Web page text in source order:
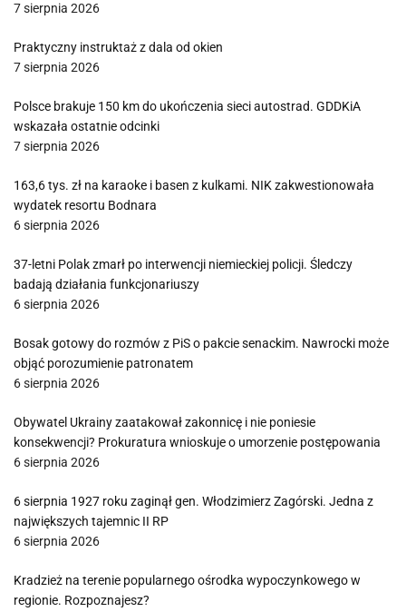
7 sierpnia 2026
Praktyczny instruktaż z dala od okien
7 sierpnia 2026
Polsce brakuje 150 km do ukończenia sieci autostrad. GDDKiA
wskazała ostatnie odcinki
7 sierpnia 2026
163,6 tys. zł na karaoke i basen z kulkami. NIK zakwestionowała
wydatek resortu Bodnara
6 sierpnia 2026
37-letni Polak zmarł po interwencji niemieckiej policji. Śledczy
badają działania funkcjonariuszy
6 sierpnia 2026
Bosak gotowy do rozmów z PiS o pakcie senackim. Nawrocki może
objąć porozumienie patronatem
6 sierpnia 2026
Obywatel Ukrainy zaatakował zakonnicę i nie poniesie
konsekwencji? Prokuratura wnioskuje o umorzenie postępowania
6 sierpnia 2026
6 sierpnia 1927 roku zaginął gen. Włodzimierz Zagórski. Jedna z
największych tajemnic II RP
6 sierpnia 2026
Kradzież na terenie popularnego ośrodka wypoczynkowego w
regionie. Rozpoznajesz?